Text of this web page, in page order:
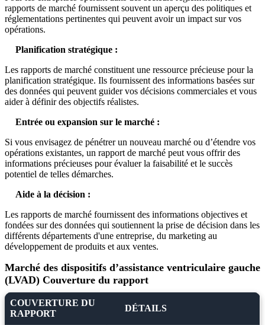
rapports de marché fournissent souvent un aperçu des politiques et
réglementations pertinentes qui peuvent avoir un impact sur vos
opérations.
Planification stratégique :
Les rapports de marché constituent une ressource précieuse pour la
planification stratégique. Ils fournissent des informations basées sur
des données qui peuvent guider vos décisions commerciales et vous
aider à définir des objectifs réalistes.
Entrée ou expansion sur le marché :
Si vous envisagez de pénétrer un nouveau marché ou d’étendre vos
opérations existantes, un rapport de marché peut vous offrir des
informations précieuses pour évaluer la faisabilité et le succès
potentiel de telles démarches.
Aide à la décision :
Les rapports de marché fournissent des informations objectives et
fondées sur des données qui soutiennent la prise de décision dans les
différents départements d'une entreprise, du marketing au
développement de produits et aux ventes.
Marché des dispositifs d’assistance ventriculaire gauche
(LVAD) Couverture du rapport
COUVERTURE DU
RAPPORT
DÉTAILS